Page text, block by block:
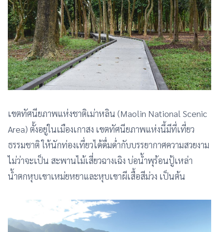
เขตทัศนียภาพแห่งชาติเม่าหลิน (Maolin National Scenic
Area) ตั้งอยู่ในเมืองเกาสง เขตทัศนียภาพแห่งนี้มีที่เที่ยว
ธรรมชาติ ให้นักท่องเที่ยวได้ดื่มด่ำกับบรรยากาศความสวยงาม
ไม่ว่าจะเป็น สะพานไม้เสี่ยวฉางเฉิง บ่อน้ำพุร้อนปู้เหล่า
น้ำตกหุบเขาเหม่ยหยาและหุบเขาผีเสื้อสีม่วง เป็นต้น